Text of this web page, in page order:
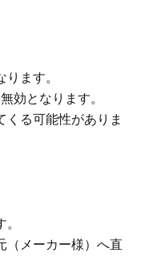
ます。
効となります。
くる可能性がありま
（メーカー様）へ直